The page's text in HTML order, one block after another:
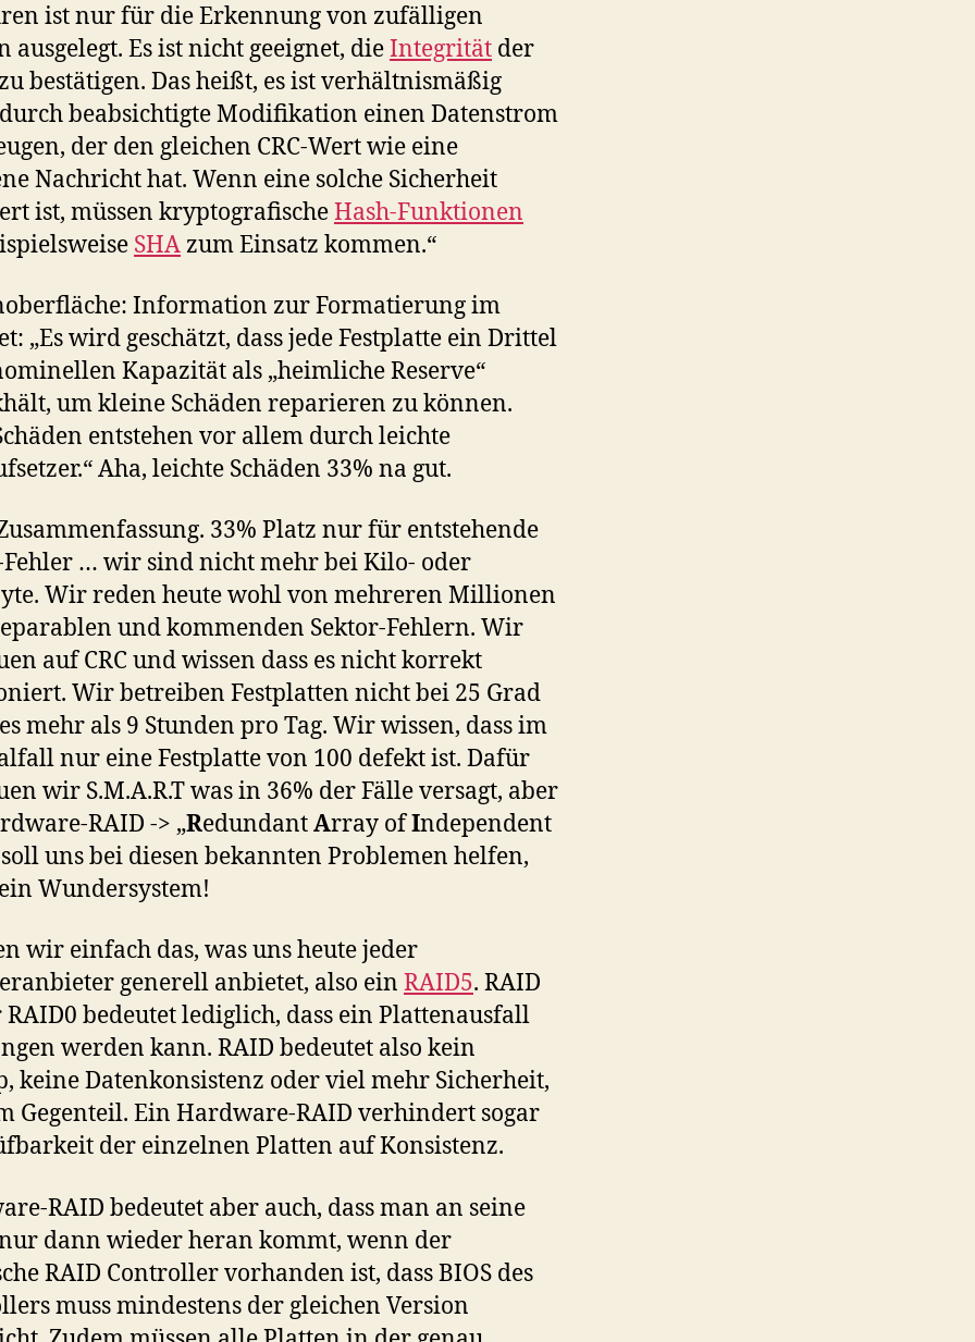
ist nur für die Erkennung von zufälligen
ausgelegt. Es ist nicht geeignet, dieIntegrität der
bestätigen. Das heißt, es ist verhältnismäßig
beabsichtigte Modifikation einen Datenstrom
der den gleichen CRC-Wert wie eine
Nachricht hat. Wenn eine solche Sicherheit
ist, müssen kryptografischeHash-Funktionen
SHAzum Einsatz kommen.“
Information zur Formatierung im
„Es wird geschätzt, dass jede Festplatte ein Drittel
Kapazität als „heimliche Reserve“
um kleine Schäden reparieren zu können.
entstehen vor allem durch leichte
Aha, leichte Schäden 33% na gut.
33% Platz nur für entstehende
Fehler … wir sind nicht mehr bei Kilo- oder
Wir reden heute wohl von mehreren Millionen
und kommenden Sektor-Fehlern. Wir
auf CRC und wissen dass es nicht korrekt
Wir betreiben Festplatten nicht bei 25 Grad
mehr als 9 Stunden pro Tag. Wir wissen, dass im
nur eine Festplatte von 100 defekt ist. Dafür
wir S.M.A.R.T was in 36% der Fälle versagt, aber
RAID -> „RedundantArray ofIndependent
soll uns bei diesen bekannten Problemen helfen,
Wundersystem!
wir einfach das, was uns heute jeder
generell anbietet, also ein RAID5. RAID
bedeutet lediglich, dass ein Plattenausfall
werden kann. RAID bedeutet also kein
keine Datenkonsistenz oder viel mehr Sicherheit,
Gegenteil. Ein Hardware-RAID verhindert sogar
der einzelnen Platten auf Konsistenz.
RAID bedeutet aber auch, dass man an seine
dann wieder heran kommt, wenn der
RAID Controller vorhanden ist, dass BIOS des
muss mindestens der gleichen Version